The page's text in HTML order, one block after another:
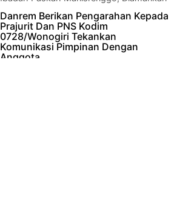
Babinsa Kodim Klaten Sesuai Prokes Covi
Pelda Ton…
Danrem Berikan Pengarahan Kepada
Prajurit Dan PNS Kodim
0728/Wonogiri Tekankan
Komunikasi Pimpinan Dengan
Anggota